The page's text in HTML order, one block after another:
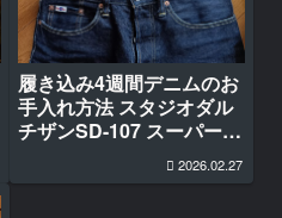
履き込み4週間デニムのお
手入れ方法 スタジオダル
チザンSD-107 スーパータ
2026.02.27